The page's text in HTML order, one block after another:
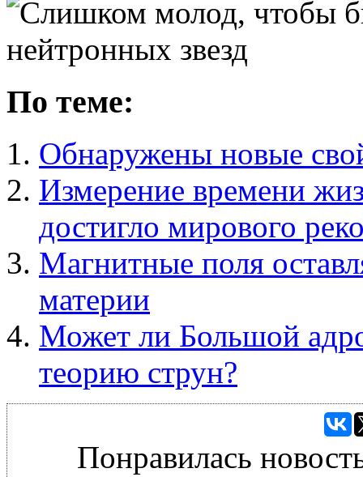
По теме:
Обнаружены новые
Измерение времени
достигло мирового
Магнитные поля
материи
Может ли Большой
теорию струн?
Понравилась